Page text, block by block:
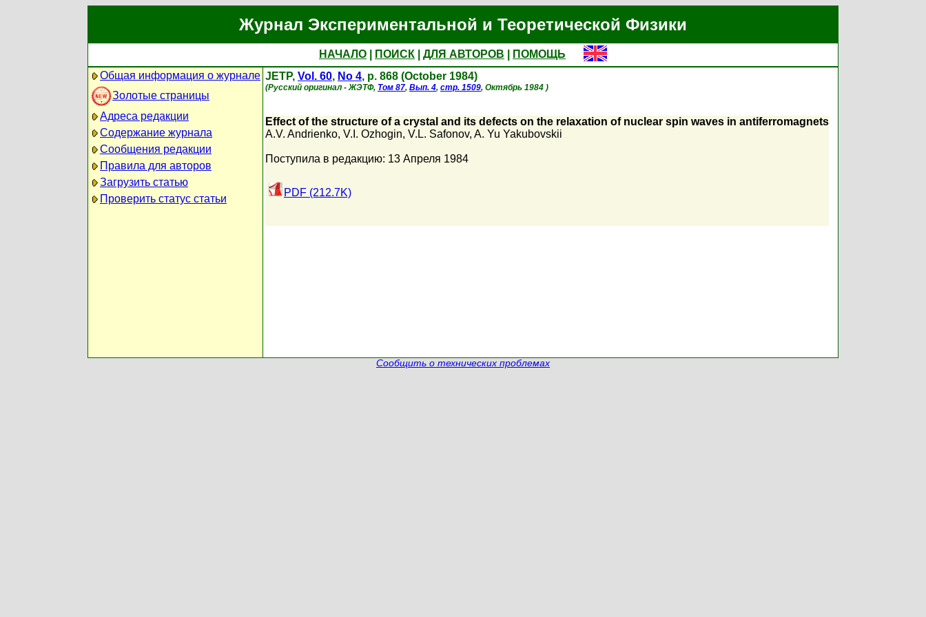
Журнал Экспериментальной и Теоретической Физики
НАЧАЛО ПОИСК ДЛЯ АВТОРОВ
ПОМОЩЬ
Общая информация о журнале
Золотые страницы
Адреса редакции
Содержание журнала
Сообщения редакции
Правила для авторов
Загрузить статью
Проверить статус статьи
JETP, Vol. 60, No 4, p. 868 (October 1984)
(Русский оригинал - ЖЭТФ, Том 87, Вып. 4, стр. 1509, Октябрь 1984 )
Effect of the structure of a crystal and its defects on the relaxation of nuclear spin waves in antiferromagnets
A.V. Andrienko, V.I. Ozhogin, V.L. Safonov, A. Yu Yakubovskii
Поступила в редакцию: 13 Апреля 1984
PDF (212.7K)
Сообщить о технических проблемах